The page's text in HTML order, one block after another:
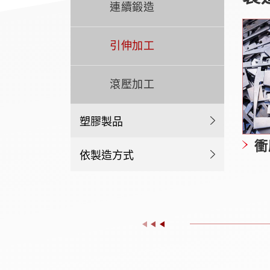
連續鍛造
引伸加工
滾壓加工
塑膠製品
依製造方式